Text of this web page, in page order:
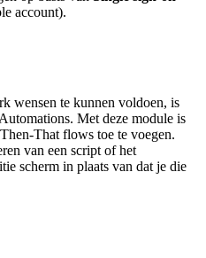
account).
wensen te kunnen voldoen, is
Met deze module is
That flows toe te voegen.
van een script of het
scherm in plaats van dat je die